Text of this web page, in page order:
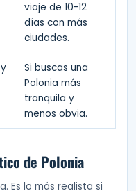
viaje de 10-12
días con más
ciudades.
Si buscas una
Polonia más
tranquila y
menos obvia.
de Polonia
Es lo más realista si